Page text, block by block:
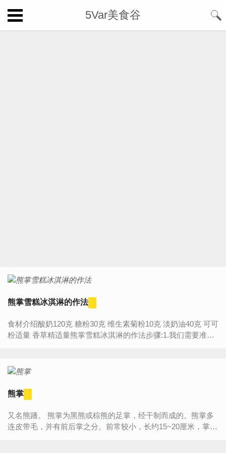
5Var美食谷
熊掌雪糕冰淇淋的作法
食材介绍酸奶120克 糖粉30克 维生素菊粉10克 淡奶油40克 可可
粉适量 香草精适量熊掌雪糕冰淇淋的作法步骤:1.我们需要准备
熊掌
又名熊蹯。 熊掌为黑熊或棕熊的足掌，经干制而成的。熊掌多
连皮带毛，并有前后掌之分。前常较小，长约15~20厘米，掌花